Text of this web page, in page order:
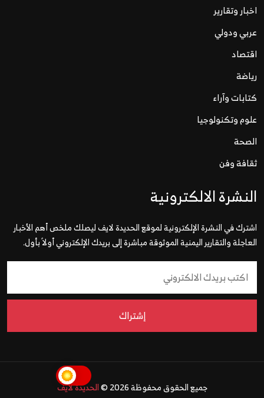
اخبار وتقارير
عربي ودولي
اقتصاد
رياضة
كتابات وآراء
علوم وتكنولوجيا
الصحة
ثقافة وفن
النشرة الالكترونية
اشترك في النشرة الإلكترونية لموقع الحديدة لايف ليصلك ملخص أهم الأخبار
العاجلة والتقارير اليمنية الموثوقة مباشرة إلى بريدك الإلكتروني أولاً بأول.
إشتراك
جميع الحقوق محفوظة 2026 © الحديدة لايف